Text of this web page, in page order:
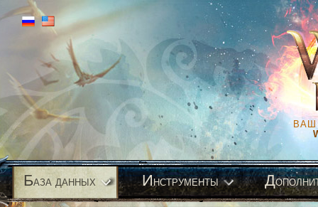
ВАШ
База данных Инструменты Д